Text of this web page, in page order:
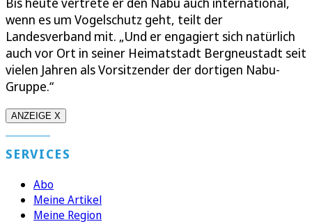
wenn es um Vogelschutz geht, teilt der
Landesverband mit. „Und er engagiert sich natürlich
auch vor Ort in seiner Heimatstadt Bergneustadt seit
vielen Jahren als Vorsitzender der dortigen Nabu-
Gruppe.“
ANZEIGE X
SERVICES
Abo
Meine Artikel
Meine Region